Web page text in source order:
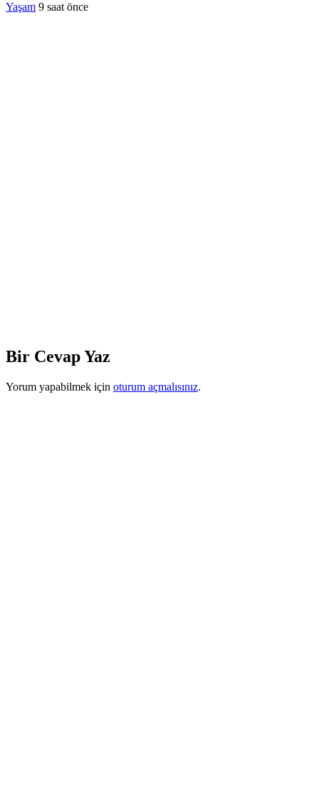
Yaşam 9 saat önce
Bir Cevap Yaz
Yorum yapabilmek için oturum açmalısınız.